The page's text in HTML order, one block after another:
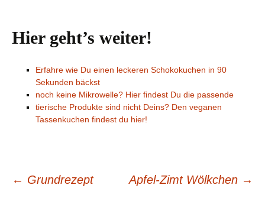
Hier geht’s weiter!
Erfahre wie Du einen leckeren Schokokuchen in 90
Sekunden bäckst
noch keine Mikrowelle? Hier findest Du die passende
tierische Produkte sind nicht Deins? Den veganen
Tassenkuchen findest du hier!
Beitrags-
← Grundrezept Apfel-Zimt Wölkchen →